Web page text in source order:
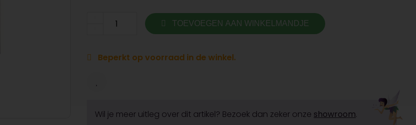
TOEVOEGEN AAN WINKELMANDJE
Beperkt op voorraad in de winkel.
Wil je meer uitleg over dit artikel? Bezoek dan zeker onze showroom.